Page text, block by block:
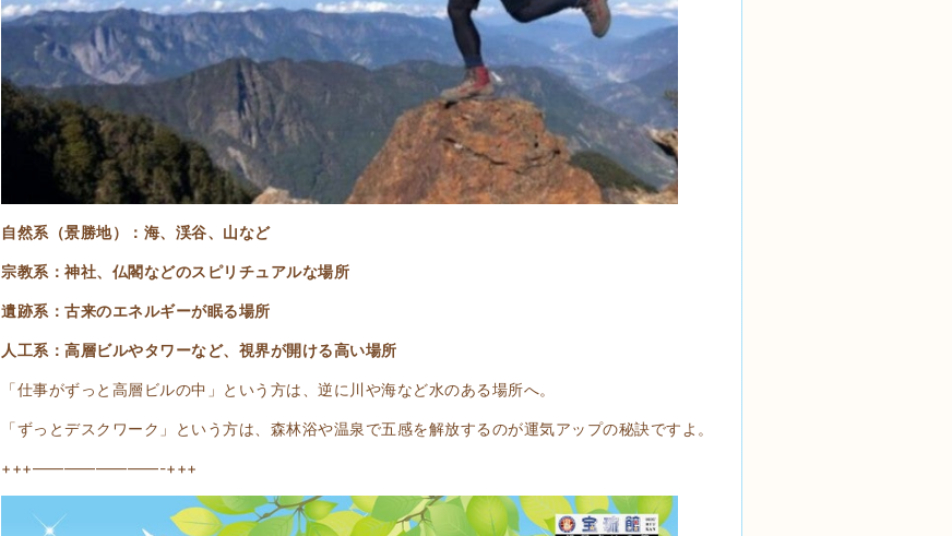
自然系（景勝地）：海、渓谷、山など
宗教系：神社、仏閣などのスピリチュアルな場所
遺跡系：古来のエネルギーが眠る場所
人工系：高層ビルやタワーなど、視界が開ける高い場所
「仕事がずっと高層ビルの中」という方は、逆に川や海など水のある場所へ。
「ずっとデスクワーク」という方は、森林浴や温泉で五感を解放するのが運気アップの秘訣ですよ。
+++————————-+++